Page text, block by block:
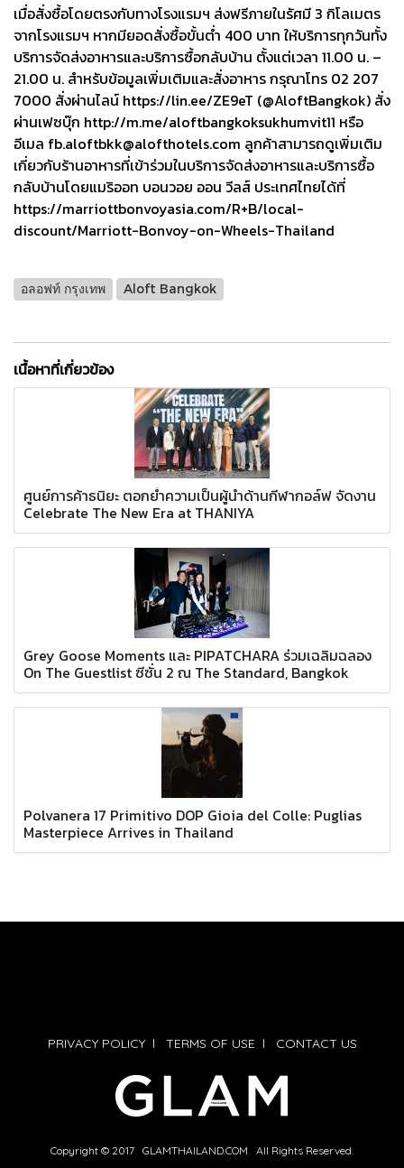
เมื่อสั่งซื้อโดยตรงกับทางโรงแรมฯ ส่งฟรีภายในรัศมี 3 กิโลเมตร
จากโรงแรมฯ หากมียอดสั่งซื้อขั้นต่ำ 400 บาท ให้บริการทุกวันทั้ง
บริการจัดส่งอาหารและบริการซื้อกลับบ้าน ตั้งแต่เวลา 11.00 น. –
21.00 น. สำหรับข้อมูลเพิ่มเติมและสั่งอาหาร กรุณาโทร 02 207
7000 สั่งผ่านไลน์ https://lin.ee/ZE9eT (@AloftBangkok) สั่ง
ผ่านเฟซบุ๊ก http://m.me/aloftbangkoksukhumvit11 หรือ
อีเมล fb.aloftbkk@alofthotels.com ลูกค้าสามารถดูเพิ่มเติม
เกี่ยวกับร้านอาหารที่เข้าร่วมในบริการจัดส่งอาหารและบริการซื้อ
กลับบ้านโดยแมริออท บอนวอย ออน วีลส์ ประเทศไทยได้ที่
https://marriottbonvoyasia.com/R+B/local-
discount/Marriott-Bonvoy-on-Wheels-Thailand
อลอฟท์ กรุงเทพ Aloft Bangkok
เนื้อหาที่เกี่ยวข้อง
ศูนย์การค้าธนิยะ ตอกย้ำความเป็นผู้นำด้านกีฬากอล์ฟ จัดงาน
Celebrate The New Era at THANIYA
Grey Goose Moments และ PIPATCHARA ร่วมเฉลิมฉลอง
On The Guestlist ซีซั่น 2 ณ The Standard, Bangkok
Polvanera 17 Primitivo DOP Gioia del Colle: Puglias
Masterpiece Arrives in Thailand
PRIVACY POLICYl TERMS OF USE l CONTACT US
Copyright © 2017 GLAMTHAILAND.COM All Rights Reserved.